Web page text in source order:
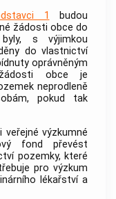
1
budou
žádosti obce do
s výjimkou
do vlastnictví
oprávněným
obce je
neprodleně
pokud tak
veřejné výzkumné
fond převést
pozemky, které
pro výzkum
lékařství a